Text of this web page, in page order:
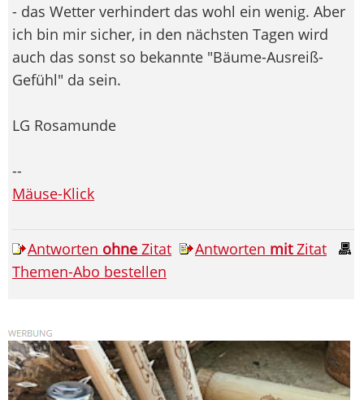
- das Wetter verhindert das wohl ein wenig. Aber
ich bin mir sicher, in den nächsten Tagen wird
auch das sonst so bekannte "Bäume-Ausreiß-
Gefühl" da sein.
LG Rosamunde
--
Mäuse-Klick
Antworten ohne Zitat Antworten mitZitat
Themen-Abo bestellen